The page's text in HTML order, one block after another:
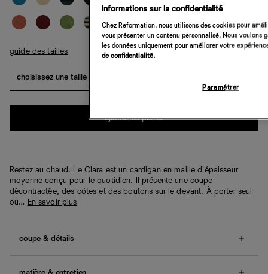
guide des tailles
choisissez une taille
ajouter au panier
Restez au chaud. Le Clara est un cardigan en maille d'épaisseur
moyenne conçu pour le quotidien. Il présente une coupe
décontractée, des côtes et des boutons sur le devant. À porter seul
ou… En savoir plus
coupe & détails
article taille grand. Si vous hésitez entre deux tailles, nous
Informations sur la confidentialité
Chez Reformation, nous utilisons des cookies pour
vous présenter un contenu personnalisé. Nous
les données uniquement pour améliorer votre
de confidentialité.
Paramétrer